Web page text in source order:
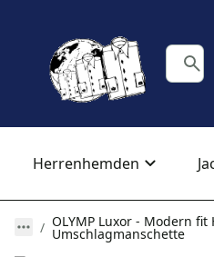
Herrenhemden
OLYMP Luxor - Modern fit
Umschlagmanschette